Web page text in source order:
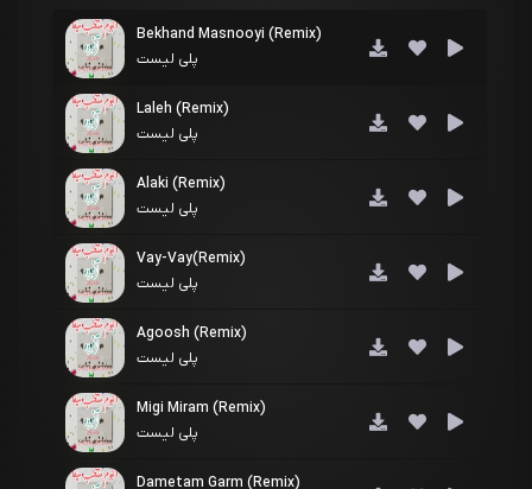
Bekhand Masnooyi (Remix)
پلی لیست
Laleh (Remix)
پلی لیست
Alaki (Remix)
پلی لیست
Vay-Vay(Remix)
پلی لیست
Agoosh (Remix)
پلی لیست
Migi Miram (Remix)
پلی لیست
Dametam Garm (Remix)